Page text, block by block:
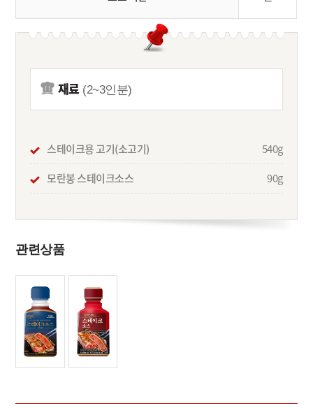
재료 (2~3인분)
스테이크용 고기(소고기)
540g
모란봉 스테이크소스
90g
관련상품